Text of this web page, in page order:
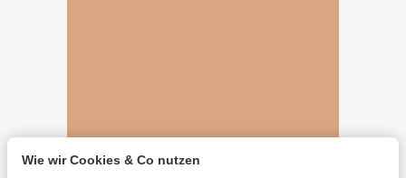
Wie wir Cookies & Co nutzen